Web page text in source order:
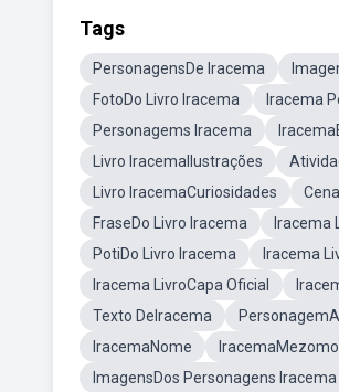
Tags
PersonagensDe Iracema
FotoDo Livro Iracema
Iracema
Personagems Iracema
Livro IracemaIlustrações
Livro IracemaCuriosidades
FraseDo Livro Iracema
Iracema
PotiDo Livro Iracema
Iracema
Iracema LivroCapa Oficial
Texto DeIracema
IracemaNome
ImagensDos Personagens Iracema